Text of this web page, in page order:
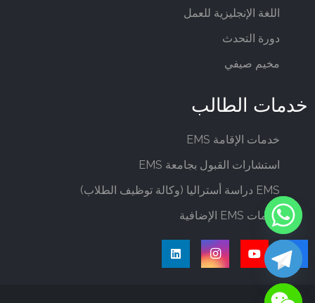
اللغة الإنجليزية للعمل
دورة التحدث
مخيم صيفي
خدمات الطالب
خدمات الإقامة EMS
استشارات القبول بجامعة EMS
EMS دراسة أستراليا (وكالة توظيف الطلاب)
خدمات EMS الإضافية